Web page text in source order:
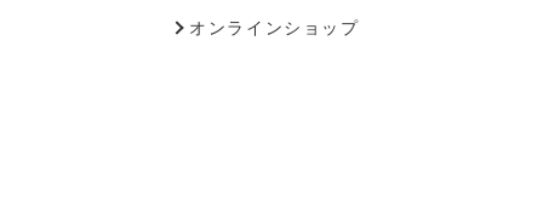
オンラインショップ